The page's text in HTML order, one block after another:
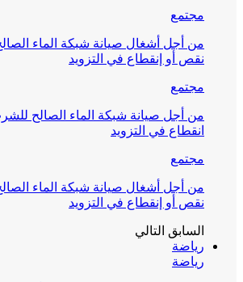
مجتمع
من أجل أشغال صيانة شبكة الماء
نقص أو إنقطاع في التزويد
مجتمع
من أجل صيانة شبكة الماء الصالح
انقطاع في التزويد
مجتمع
من أجل أشغال صيانة شبكة الماء
نقص أو إنقطاع في التزويد
السابق التالي
رياضة
رياضة